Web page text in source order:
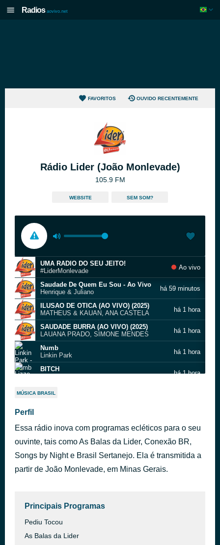
Radios aovivo.net
FAVORITOS OUVIDO RECENTEMENTE
Rádio Lider (João Monlevade)
105.9 FM
WEBSITE SEM SOM?
UMA RADIO DO SEU JEITO!
#LiderMonlevade
Ao vivo
Saudade De Quem Eu Sou - Ao Vivo
Henrique & Juliano
há 59 minutos
ILUSAO DE OTICA (AO VIVO) (2025)
MATHEUS & KAUAN, ANA CASTELA
há 1 hora
SAUDADE BURRA (AO VIVO) (2025)
LAUANA PRADO, SIMONE MENDES
há 1 hora
Numb
Linkin Park
há 1 hora
BITCH
há 1 hora
Não Tem Hora e Nem Lugar
NO MEIO DO PROCESSO (2026)
PIXOTE
Deixa Eu - Ao Vivo
Murilo Huff
há 1 hora
MÚSICA BRASIL
Perfil
Essa rádio inova com programas ecléticos para o seu
ouvinte, tais como As Balas da Lider, Conexão BR,
Songs by Night e Brasil Sertanejo. Ela é transmitida a
partir de João Monlevade, em Minas Gerais.
Principais Programas
Pediu Tocou
As Balas da Lider